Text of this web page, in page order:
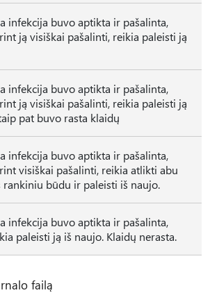
infekcija buvo aptikta ir pašalinta,
ją visiškai pašalinti, reikia paleisti ją
infekcija buvo aptikta ir pašalinta,
ją visiškai pašalinti, reikia paleisti ją
pat buvo rasta klaidų
infekcija buvo aptikta ir pašalinta,
visiškai pašalinti, reikia atlikti abu
rankiniu būdu ir paleisti iš naujo.
infekcija buvo aptikta ir pašalinta,
paleisti ją iš naujo. Klaidų nerasta.
failą